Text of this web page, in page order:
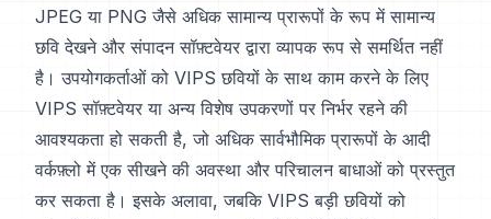
JPEG या PNG जैसे अधिक सामान्य प्रारूपों के रूप में सामान्य
छवि देखने और संपादन सॉफ़्टवेयर द्वारा व्यापक रूप से समर्थित नहीं
है। उपयोगकर्ताओं को VIPS छवियों के साथ काम करने के लिए
VIPS सॉफ़्टवेयर या अन्य विशेष उपकरणों पर निर्भर रहने की
आवश्यकता हो सकती है, जो अधिक सार्वभौमिक प्रारूपों के आदी
वर्कफ़्लो में एक सीखने की अवस्था और परिचालन बाधाओं को प्रस्तुत
कर सकता है। इसके अलावा, जबकि VIPS बड़ी छवियों को